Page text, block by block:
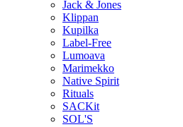
Jack & Jones
Klippan
Kupilka
Label-Free
Lumoava
Marimekko
Native Spirit
Rituals
SACKit
SOL'S